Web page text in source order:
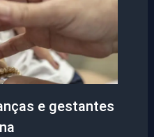
e gestantes